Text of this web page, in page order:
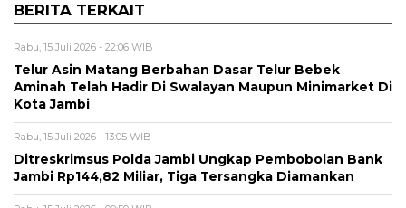
BERITA TERKAIT
Rabu, 15 Juli 2026 - 22:06 WIB
Telur Asin Matang Berbahan Dasar Telur Bebek
Aminah Telah Hadir Di Swalayan Maupun Minimarket Di
Kota Jambi
Rabu, 15 Juli 2026 - 13:05 WIB
Ditreskrimsus Polda Jambi Ungkap Pembobolan Bank
Jambi Rp144,82 Miliar, Tiga Tersangka Diamankan